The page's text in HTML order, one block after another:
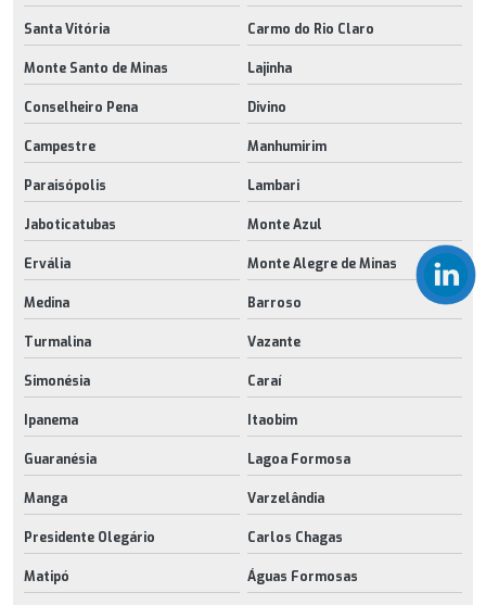
Santa Vitória Carmo do Rio Claro
Monte Santo de Minas Lajinha
Conselheiro Pena Divino
Campestre Manhumirim
Paraisópolis Lambari
Jaboticatubas Monte Azul
Ervália Monte Alegre de Minas
Medina Barroso
Turmalina Vazante
Simonésia Caraí
Ipanema Itaobim
Guaranésia Lagoa Formosa
Manga Varzelândia
Presidente Olegário Carlos Chagas
Matipó Águas Formosas